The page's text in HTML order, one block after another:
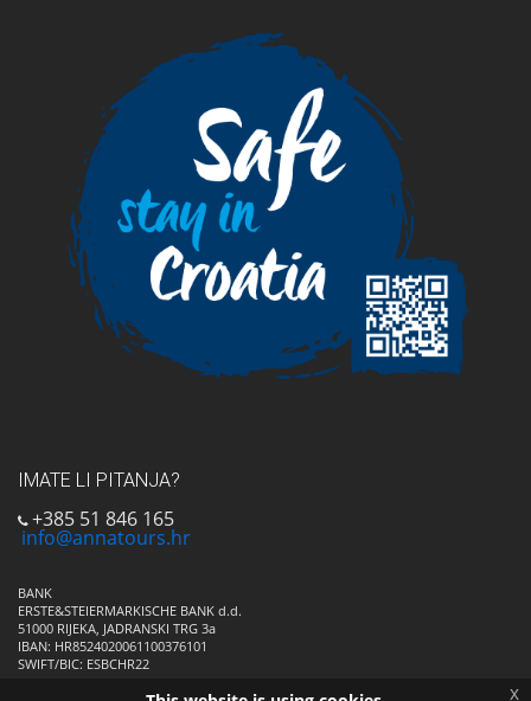
IMATE LI PITANJA?
+385 51 846 165
info@annatours.hr
BANK
ERSTE&STEIERMARKISCHE BANK d.d.
51000 RIJEKA, JADRANSKI TRG 3a
IBAN: HR8524020061100376101
SWIFT/BIC: ESBCHR22
x